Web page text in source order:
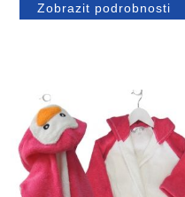
Zobrazit podrobnosti